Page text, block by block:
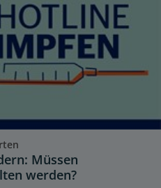
Müssen
werden?